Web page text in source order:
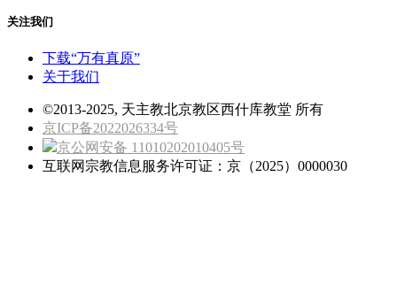
关注我们
下载“万有真原”
关于我们
©2013-2025, 天主教北京教区西什库教堂 所有
京ICP备2022026334号
京公网安备 11010202010405号
互联网宗教信息服务许可证：京（2025）0000030